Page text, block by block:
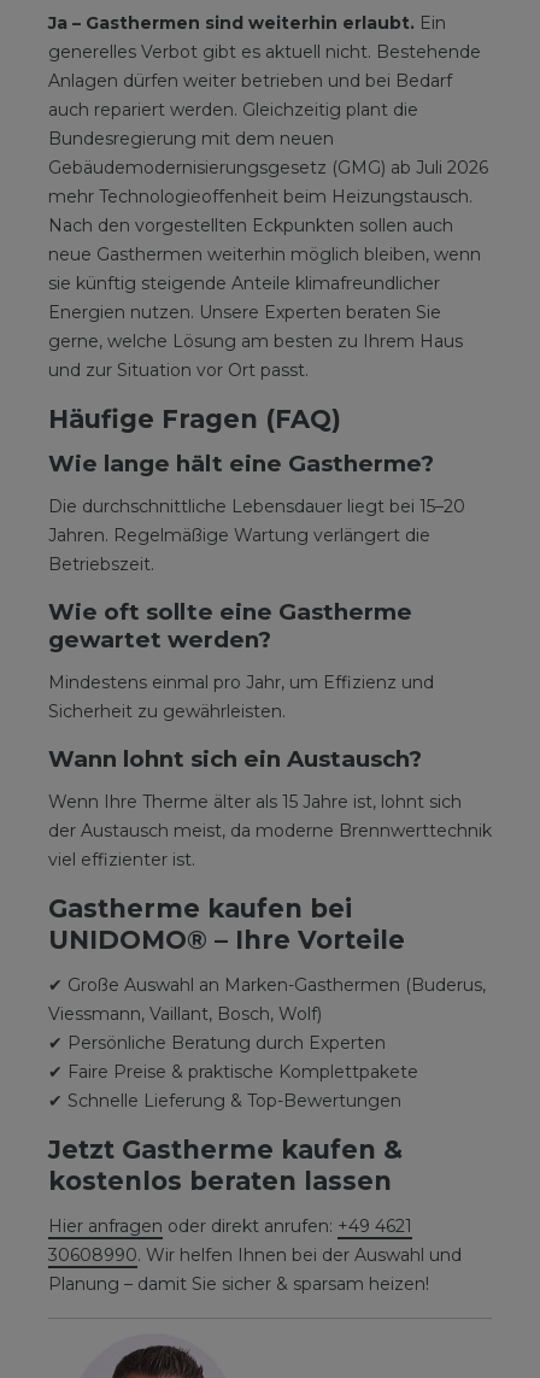
Ja – Gasthermen sind weiterhin erlaubt. Ein
generelles Verbot gibt es aktuell nicht. Bestehende
Anlagen dürfen weiter betrieben und bei Bedarf
auch repariert werden. Gleichzeitig plant die
Bundesregierung mit dem neuen
Gebäudemodernisierungsgesetz (GMG) ab Juli 2026
mehr Technologieoffenheit beim Heizungstausch.
Nach den vorgestellten Eckpunkten sollen auch
neue Gasthermen weiterhin möglich bleiben, wenn
sie künftig steigende Anteile klimafreundlicher
Energien nutzen. Unsere Experten beraten Sie
gerne, welche Lösung am besten zu Ihrem Haus
und zur Situation vor Ort passt.
Häufige Fragen (FAQ)
Wie lange hält eine Gastherme?
Die durchschnittliche Lebensdauer liegt bei 15–20
Jahren. Regelmäßige Wartung verlängert die
Betriebszeit.
Wie oft sollte eine Gastherme
gewartet werden?
Mindestens einmal pro Jahr, um Effizienz und
Sicherheit zu gewährleisten.
Wann lohnt sich ein Austausch?
Wenn Ihre Therme älter als 15 Jahre ist, lohnt sich
der Austausch meist, da moderne Brennwerttechnik
viel effizienter ist.
Gastherme kaufen bei
UNIDOMO® – Ihre Vorteile
✔ Große Auswahl an Marken-Gasthermen (Buderus,
Viessmann, Vaillant, Bosch, Wolf)
✔ Persönliche Beratung durch Experten
✔ Faire Preise & praktische Komplettpakete
✔ Schnelle Lieferung & Top-Bewertungen
Jetzt Gastherme kaufen &
kostenlos beraten lassen
Hier anfragen oder direkt anrufen: +49 4621
30608990. Wir helfen Ihnen bei der Auswahl und
Planung – damit Sie sicher & sparsam heizen!